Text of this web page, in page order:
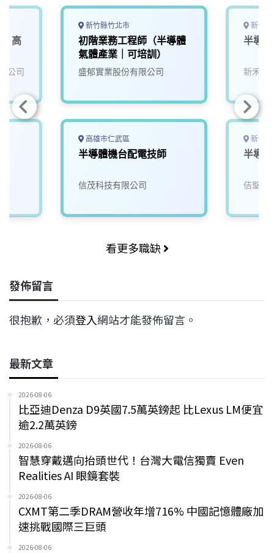
o
s
I
n
n
高
公司
新竹縣竹北市
初階業務工程師（半導體
氣體產業｜可培訓）
盛郁實業股份有限公司
高雄市仁武區
半導體機台配電技師
信茂科技有限公司
新竹
半導
新禾應
新竹
半導
佶聖科
看更多職缺
發佈留言
很抱歉，必須登入網站才能發佈留言。
最新文章
2026-08-06
比亞迪Denza D9英國7.5萬英鎊起 比Lexus LM便宜
逾2.2萬英鎊
2026-08-06
智慧穿戴邁向抬頭世代！台灣大電信獨賣 Even
Realities AI 眼鏡套裝
2026-08-06
CXMT第二季DRAM營收年增716% 中國記憶體廠加
速挑戰國際三巨頭
2026-08-06